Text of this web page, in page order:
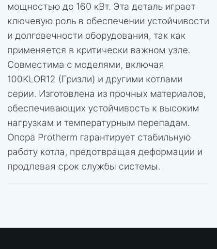
мощностью до 160 кВт. Эта деталь играет
ключевую роль в обеспечении устойчивости
и долговечности оборудования, так как
применяется в критически важном узле.
Совместима с моделями, включая
100KLOR12 (Гризли) и другими котлами
серии. Изготовлена из прочных материалов,
обеспечивающих устойчивость к высоким
нагрузкам и температурным перепадам.
Опора Protherm гарантирует стабильную
работу котла, предотвращая деформации и
продлевая срок службы системы.